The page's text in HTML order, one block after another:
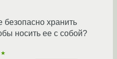
хранить
носить ее с собой?